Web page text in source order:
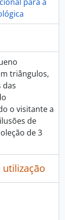
2013, 2013
sem tabus, 2011
Boards, 2012
- Que fazer?, 2015
daquilo que comemos, 2015
muitos incautos, 2015
2009 - 2010
2016
2018
2019
- 1998
- 2025
- 2023
- 2023
1996 - 2026
triângulos,
das
o visitante a
de
de 3
utilização